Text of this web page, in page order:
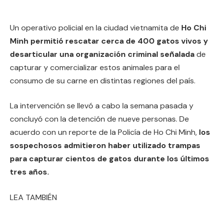
Un operativo policial en la ciudad vietnamita de Ho Chi
Minh permitió rescatar cerca de 400 gatos vivos y
desarticular una organización criminal señaladade
capturar y comercializar estos animales para el
consumo de su carne en distintas regiones del país.
La intervención se llevó a cabo la semana pasada y
concluyó con la detención de nueve personas. De
acuerdo con un reporte de la Policía de Ho Chi Minh, los
sospechosos admitieron haber utilizado trampas
para capturar cientos de gatos durante los últimos
tres años.
LEA TAMBIÉN